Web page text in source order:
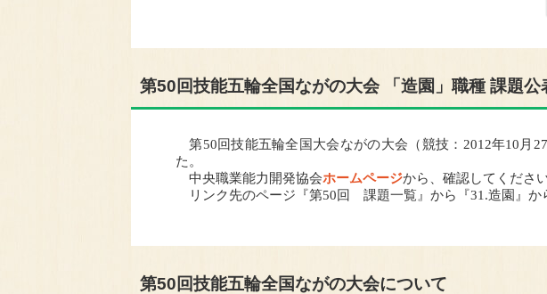
第50回技能五輪全国ながの大会 「造園」職種 課題公
第50回技能五輪全国大会ながの大会（競技：2012年10月
た。
中央職業能力開発協会ホームページから、確認してください
リンク先のページ『第50回 課題一覧』から『31.造園』か
第50回技能五輪全国ながの大会について